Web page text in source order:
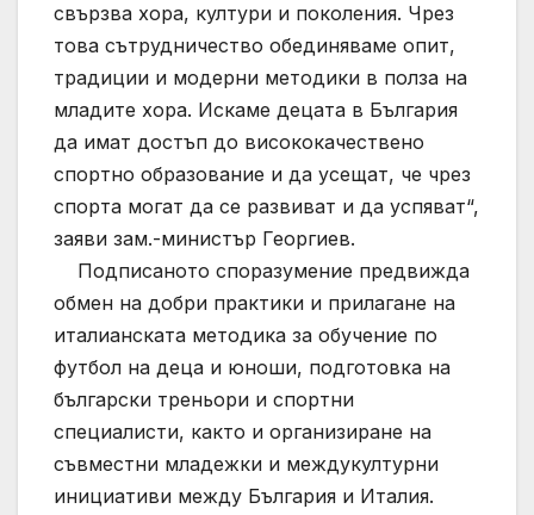
свързва хора, култури и поколения. Чрез
това сътрудничество обединяваме опит,
традиции и модерни методики в полза на
младите хора. Искаме децата в България
да имат достъп до висококачествено
спортно образование и да усещат, че чрез
спорта могат да се развиват и да успяват“,
заяви зам.-министър Георгиев.
Подписаното споразумение предвижда
обмен на добри практики и прилагане на
италианската методика за обучение по
футбол на деца и юноши, подготовка на
български треньори и спортни
специалисти, както и организиране на
съвместни младежки и междукултурни
инициативи между България и Италия.